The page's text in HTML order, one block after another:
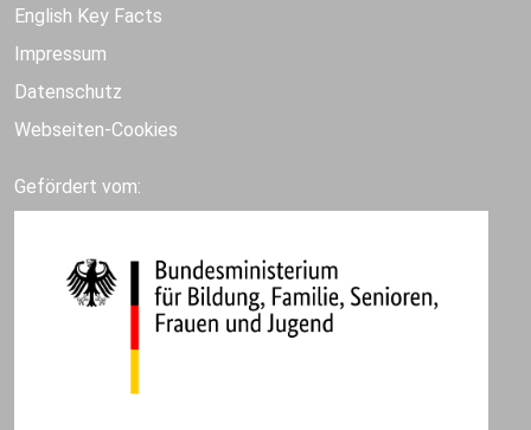
English Key Facts
Impressum
Datenschutz
Webseiten-Cookies
Gefördert vom: